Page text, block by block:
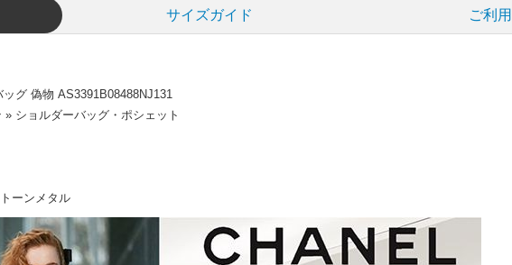
サイズガイド ご利
グ 偽物 AS3391B08488NJ131
ショルダーバッグ・ポシェット
ーンメタル